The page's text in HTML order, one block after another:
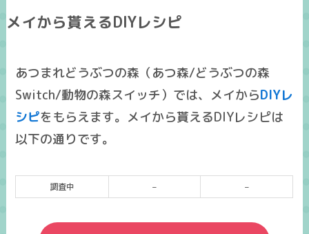
メイから貰えるDIYレシピ
あつまれどうぶつの森（あつ森/どうぶつの森
Switch/動物の森スイッチ）では、メイからDIYレ
シピをもらえます。メイから貰えるDIYレシピは
以下の通りです。
調査中 – –